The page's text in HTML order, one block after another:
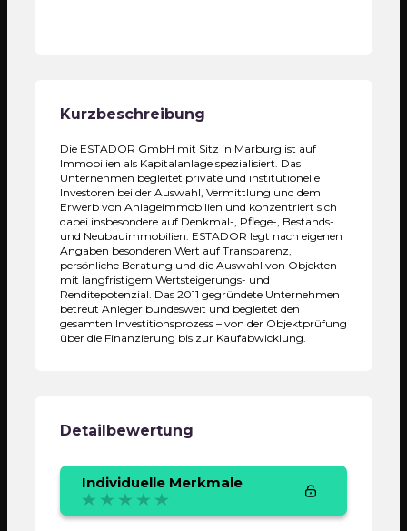
2.601.886 EUR
Gewinn
1.273.472 EUR
Anzahl Immobilien
0
Gesamtwert der Immobilien
0 EUR
Kontinuität
Kurzbeschreibung
Die ESTADOR GmbH mit Sitz in Marburg ist auf
Immobilien als Kapitalanlage spezialisiert. Das
Unternehmen begleitet private und institutionelle
Investoren bei der Auswahl, Vermittlung und dem
Erwerb von Anlageimmobilien und konzentriert sich
dabei insbesondere auf Denkmal-, Pflege-, Bestands-
und Neubauimmobilien. ESTADOR legt nach eigenen
Angaben besonderen Wert auf Transparenz,
persönliche Beratung und die Auswahl von Objekten
mit langfristigem Wertsteigerungs- und
Renditepotenzial. Das 2011 gegründete Unternehmen
betreut Anleger bundesweit und begleitet den
gesamten Investitionsprozess – von der Objektprüfung
über die Finanzierung bis zur Kaufabwicklung.
Detailbewertung
Individuelle Merkmale